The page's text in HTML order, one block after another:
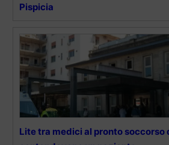
Pispicia
Lite tra medici al pronto soccorso